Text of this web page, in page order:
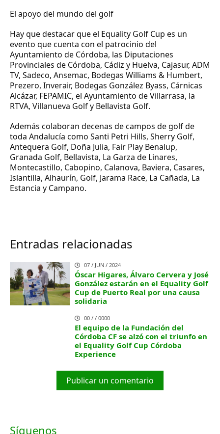
El apoyo del mundo del golf
Hay que destacar que el Equality Golf Cup es un
evento que cuenta con el patrocinio del
Ayuntamiento de Córdoba, las Diputaciones
Provinciales de Córdoba, Cádiz y Huelva, Cajasur, ADM
TV, Sadeco, Ansemac, Bodegas Williams & Humbert,
Prezero, Inverair, Bodegas González Byass, Cárnicas
Alcázar, FEPAMIC, el Ayuntamiento de Villarrasa, la
RTVA, Villanueva Golf y Bellavista Golf.
Además colaboran decenas de campos de golf de
toda Andalucía como Santi Petri Hills, Sherry Golf,
Antequera Golf, Doña Julia, Fair Play Benalup,
Granada Golf, Bellavista, La Garza de Linares,
Montecastillo, Cabopino, Calanova, Baviera, Casares,
Islantilla, Alhaurín, Golf, Jarama Race, La Cañada, La
Estancia y Campano.
Entradas relacionadas
07 / JUN / 2024
Óscar Higares, Álvaro Cervera y José
González estarán en el Equality Golf
Cup de Puerto Real por una causa
solidaria
00 / / 0000
El equipo de la Fundación del
Córdoba CF se alzó con el triunfo en
el Equality Golf Cup Córdoba
Experience
Publicar un comentario
Síguenos